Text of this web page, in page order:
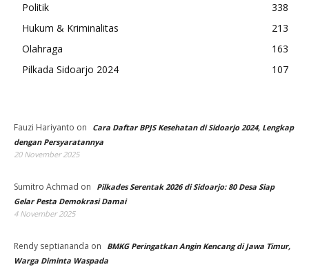
Politik
338
Hukum & Kriminalitas
213
Olahraga
163
Pilkada Sidoarjo 2024
107
Fauzi Hariyanto on
Cara Daftar BPJS Kesehatan di Sidoarjo 2024, Lengkap
dengan Persyaratannya
20 November 2025
Sumitro Achmad on
Pilkades Serentak 2026 di Sidoarjo: 80 Desa Siap
Gelar Pesta Demokrasi Damai
4 November 2025
Rendy septiananda on
BMKG Peringatkan Angin Kencang di Jawa Timur,
Warga Diminta Waspada